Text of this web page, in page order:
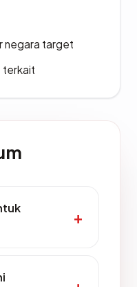
negara target
terkait